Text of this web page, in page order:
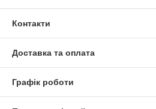
Контакти
Доставка та оплата
Графік роботи